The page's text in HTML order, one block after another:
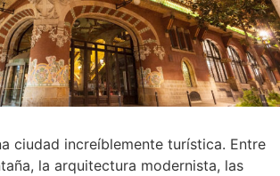
ciudad increíblemente turística. Entre
la arquitectura modernista, las